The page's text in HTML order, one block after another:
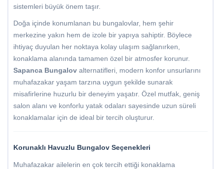
sistemleri büyük önem taşır.
Doğa içinde konumlanan bu bungalovlar, hem şehir
merkezine yakın hem de izole bir yapıya sahiptir. Böylece
ihtiyaç duyulan her noktaya kolay ulaşım sağlanırken,
konaklama alanında tamamen özel bir atmosfer korunur.
Sapanca Bungalov alternatifleri, modern konfor unsurlarını
muhafazakar yaşam tarzına uygun şekilde sunarak
misafirlerine huzurlu bir deneyim yaşatır. Özel mutfak, geniş
salon alanı ve konforlu yatak odaları sayesinde uzun süreli
konaklamalar için de ideal bir tercih oluşturur.
Korunaklı Havuzlu Bungalov Seçenekleri
Muhafazakar ailelerin en çok tercih ettiği konaklama